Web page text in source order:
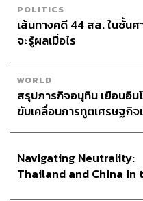
POLITICS
เส้นทางคดี 44 สส. ในชั้น
จะรู้ผลเมื่อไร
WORLD
สรุปภารกิจอนุทิน เยือนอิน
ขับเคลื่อนการทูตเศรษฐกิจ
Navigating Neutrality:
Thailand and China in